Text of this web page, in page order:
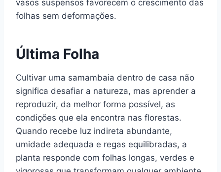
vasos suspensos favorecem o crescimento das
folhas sem deformações.
Última Folha
Cultivar uma samambaia dentro de casa não
significa desafiar a natureza, mas aprender a
reproduzir, da melhor forma possível, as
condições que ela encontra nas florestas.
Quando recebe luz indireta abundante,
umidade adequada e regas equilibradas, a
planta responde com folhas longas, verdes e